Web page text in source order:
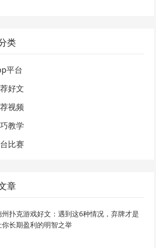
类
平台
好文
视频
教学
比赛
章
州扑克游戏好文：遇到这6种情况，弃牌才是
你长期盈利的明智之举